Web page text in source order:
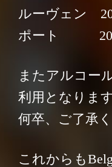
会社概要／
ルーヴェン
ポート
またアルコー
利用となります
何卒、ご了承
これからも